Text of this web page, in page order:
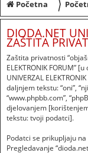
Početna
DIODA.NET
ZAŠTITA
Zaštita privatnosti
ELEKTRONIK FORUM”
UNIVERZAL
daljnjem tekstu: “oni”,
“www.phpbb.com”,
djelovanjem
tekstu: tvoji podatci].
Podatci se prikupljaju
Pregledavanje “dioda.net